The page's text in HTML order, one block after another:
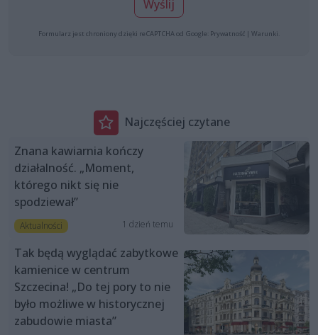
Wyślij
Formularz jest chroniony dzięki reCAPTCHA od Google: Prywatność | Warunki
Najczęściej czytane
Znana kawiarnia kończy
działalność. „Moment,
którego nikt się nie
spodziewał”
Aktualności 1 dzień temu
Tak będą wyglądać zabytkowe
kamienice w centrum
Szczecina! „Do tej pory to nie
było możliwe w historycznej
zabudowie miasta”